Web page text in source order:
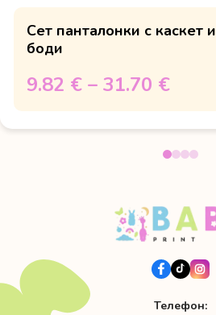
Сет панталонки с каскет и
боди
9.82 € – 31.70 €
Телефон: